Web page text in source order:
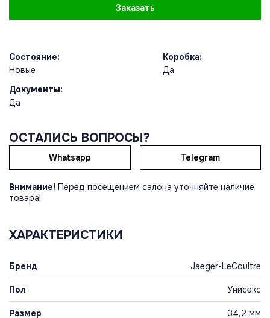
Заказать
Состояние:
Новые
Коробка:
Да
Документы:
Да
ОСТАЛИСЬ ВОПРОСЫ?
Whatsapp Telegram
Внимание! Перед посещением салона уточняйте наличие
товара!
ХАРАКТЕРИСТИКИ
Бренд Jaeger-LeCoultre
Пол Унисекс
Размер 34,2 мм